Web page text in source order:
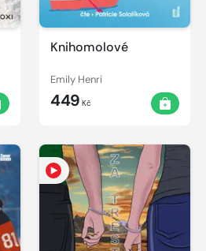
Knihomolové
Emily Henri
449 Kč